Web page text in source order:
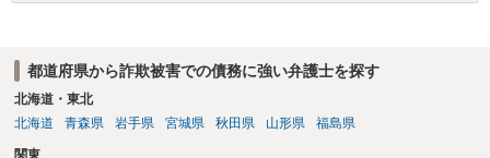
らといって不法原因給付になるわけではありません。 あなたが性行為
都道府県から詐欺被害での債務に強い弁護士を探す
北海道・東北
北海道
青森県 岩手県 宮城県 秋田県 山形県 福島県